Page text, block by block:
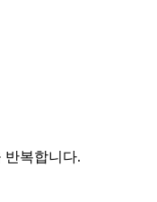
반복합니다.